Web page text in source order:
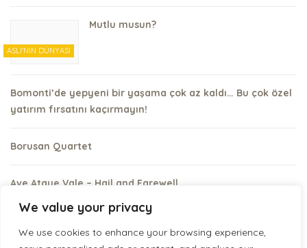
We value your privacy
We use cookies to enhance your browsing experience,
ASLI'NIN DÜNYASI
Mutlu musun?
Bomonti’de yepyeni bir yaşama çok az kaldı… Bu çok özel
yatırım fırsatını kaçırmayın!
Borusan Quartet
Ave Atque Vale – Hail and Farewell